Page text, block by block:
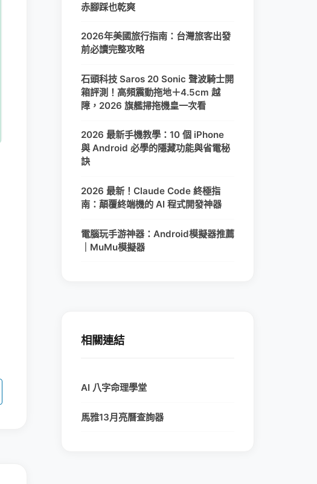
赤腳踩也乾爽
2026年美國旅行指南：台灣旅客出發
前必讀完整攻略
石頭科技 Saros 20 Sonic 聲波騎士開
箱評測！高頻震動拖地＋4.5cm 越
障，2026 旗艦掃拖機皇一次看
2026 最新手機教學：10 個 iPhone
與 Android 必學的隱藏功能與省電秘
訣
2026 最新！Claude Code 終極指
南：顛覆終端機的 AI 程式開發神器
電腦玩手游神器：Android模擬器推薦
｜MuMu模擬器
相關連結
AI 八字命理學堂
馬雅13月亮曆查詢器